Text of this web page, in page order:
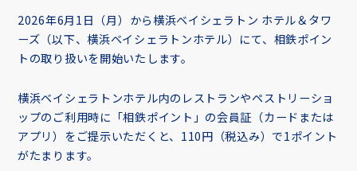
2026年6月1日（月）から横浜ベイシェラトン ホテル＆タワ
ーズ（以下、横浜ベイシェラトンホテル）にて、相鉄ポイン
トの取り扱いを開始いたします。
横浜ベイシェラトンホテル内のレストランやペストリーショ
ップのご利用時に「相鉄ポイント」の会員証（カードまたは
アプリ）をご提示いただくと、110円（税込み）で1ポイント
がたまります。